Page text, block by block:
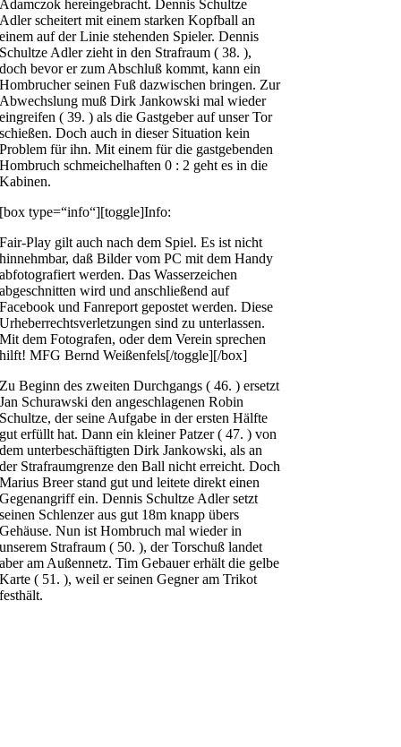
Adamczok hereingebracht. Dennis Schultze
Adler scheitert mit einem starken Kopfball an
einem auf der Linie stehenden Spieler. Dennis
Schultze Adler zieht in den Strafraum ( 38. ),
doch bevor er zum Abschluß kommt, kann ein
Hombrucher seinen Fuß dazwischen bringen. Zur
Abwechslung muß Dirk Jankowski mal wieder
eingreifen ( 39. ) als die Gastgeber auf unser Tor
schießen. Doch auch in dieser Situation kein
Problem für ihn. Mit einem für die gastgebenden
Hombruch schmeichelhaften 0 : 2 geht es in die
Kabinen.
[box type=“info“][toggle]Info:
Fair-Play gilt auch nach dem Spiel. Es ist nicht
hinnehmbar, daß Bilder vom PC mit dem Handy
abfotografiert werden. Das Wasserzeichen
abgeschnitten wird und anschließend auf
Facebook und Fanreport gepostet werden. Diese
Urheberrechtsverletzungen sind zu unterlassen.
Mit dem Fotografen, oder dem Verein sprechen
hilft! MFG Bernd Weißenfels[/toggle][/box]
Zu Beginn des zweiten Durchgangs ( 46. ) ersetzt
Jan Schurawski den angeschlagenen Robin
Schultze, der seine Aufgabe in der ersten Hälfte
gut erfüllt hat. Dann ein kleiner Patzer ( 47. ) von
dem unterbeschäftigten Dirk Jankowski, als an
der Strafraumgrenze den Ball nicht erreicht. Doch
Marius Breer stand gut und leitete direkt einen
Gegenangriff ein. Dennis Schultze Adler setzt
seinen Schlenzer aus gut 18m knapp übers
Gehäuse. Nun ist Hombruch mal wieder in
unserem Strafraum ( 50. ), der Torschuß landet
aber am Außennetz. Tim Gebauer erhält die gelbe
Karte ( 51. ), weil er seinen Gegner am Trikot
festhält.